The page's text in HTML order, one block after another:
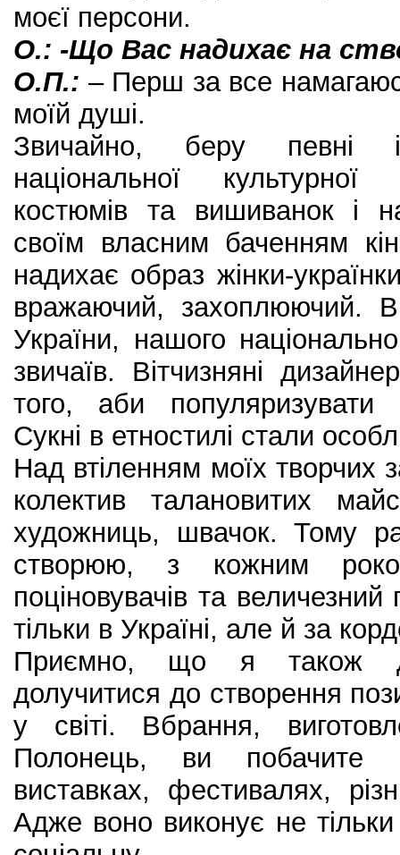
моєї персони.
О.: -Що Вас надихає на
О.П.: – Перш за все
моїй душі.
Звичайно, беру певні
національної
костюмів та вишиванок і
своїм власним баченням
надихає образ жінки-
вражаючий, захоплюючий.
України, нашого
звичаїв. Вітчизняні
того, аби популяризувати
Сукні в етностилі стали
Над втіленням моїх творчих
колектив талановитих
художниць, швачок. Тому
створюю, з кожним
поціновувачів та величезний
тільки в Україні, але й за
Приємно, що я також
долучитися до створення
у світі. Вбрання,
Полонець, ви побачите
виставках, фестивалях,
Адже воно виконує не